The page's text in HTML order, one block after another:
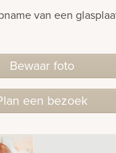
van een
Bewaar foto
een bezoek